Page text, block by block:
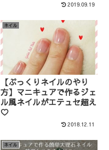
2019.09.19
ネイル
【ぷっくりネイルのやり
方】マニキュアで作るジェ
ル風ネイルがエテュセ超え
♡
2018.12.11
ネイル